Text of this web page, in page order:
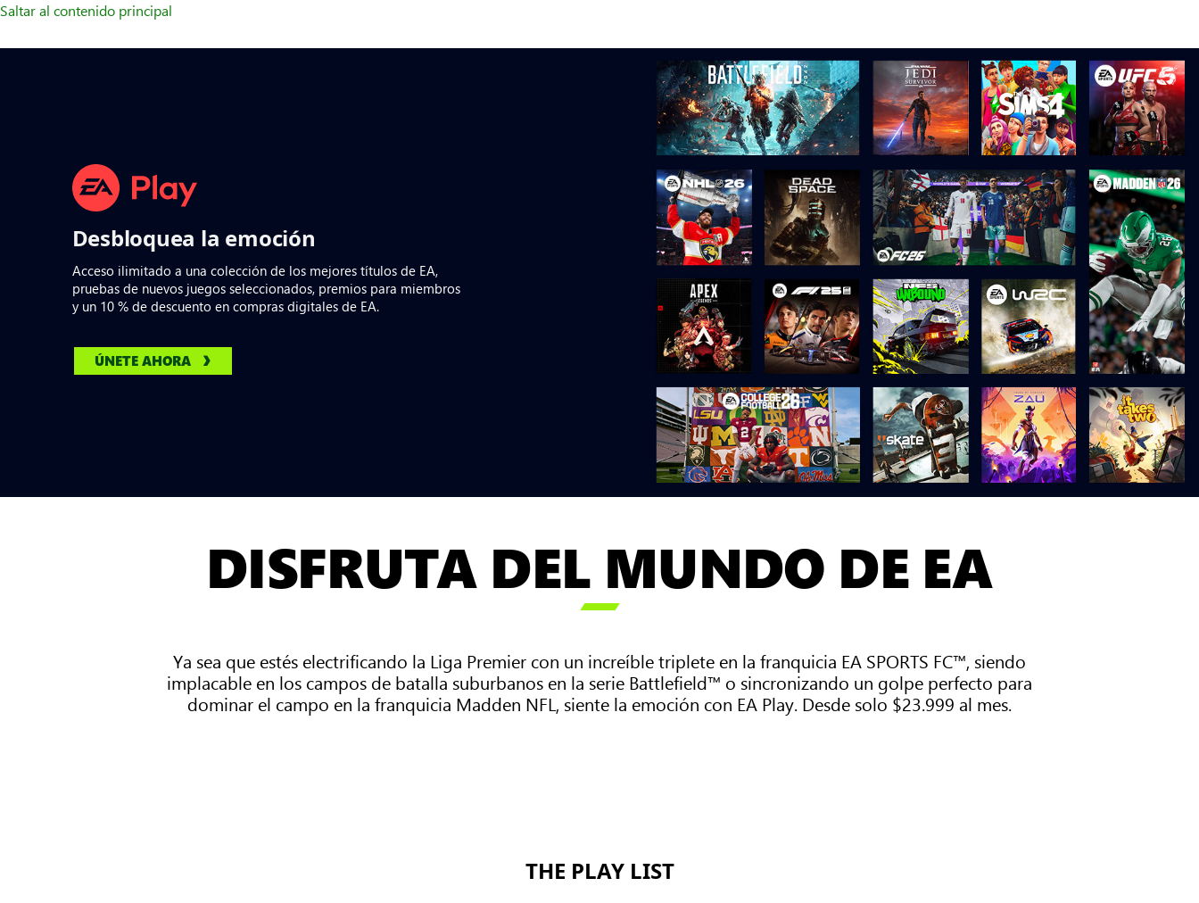
Saltar al contenido principal
Desbloquea la emoción
Acceso ilimitado a una colección de los mejores títulos de EA,
pruebas de nuevos juegos seleccionados, premios para miembros
y un 10 % de descuento en compras digitales de EA.
ÚNETE AHORA
DISFRUTA DEL MUNDO DE EA

Ya sea que estés electrificando la Liga Premier con un increíble triplete en la franquicia EA SPORTS FC™, siendo
implacable en los campos de batalla suburbanos en la serie Battlefield™ o sincronizando un golpe perfecto para
dominar el campo en la franquicia Madden NFL, siente la emoción con EA Play. Desde solo $23.999 al mes.
THE PLAY LIST